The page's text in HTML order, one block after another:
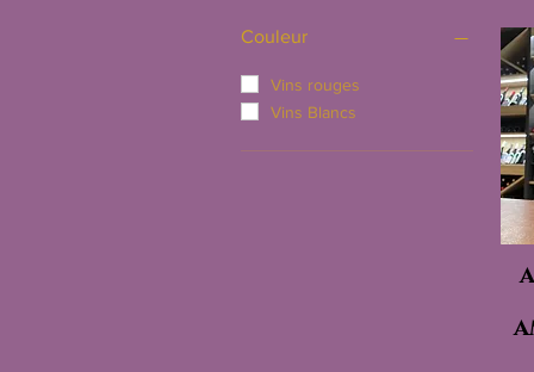
Couleur
Vins rouges
Vins Blancs